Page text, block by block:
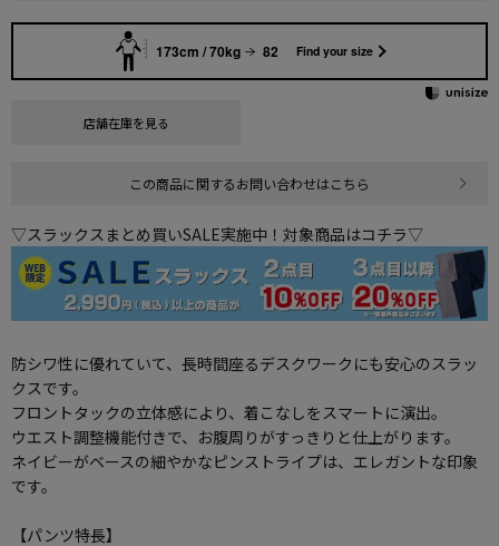
173cm / 70kg 82 Find your size
店舗在庫を見る
この商品に関するお問い合わせはこちら
▽スラックスまとめ買いSALE実施中！対象商品はコチラ▽
防シワ性に優れていて、長時間座るデスクワークにも安心のスラッ
クスです。
フロントタックの立体感により、着こなしをスマートに演出。
ウエスト調整機能付きで、お腹周りがすっきりと仕上がります。
ネイビーがベースの細やかなピンストライプは、エレガントな印象
です。
【パンツ特長】